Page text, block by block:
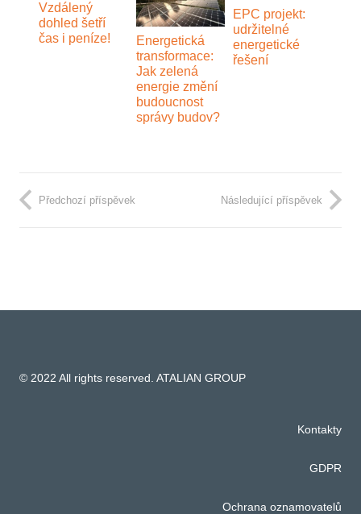
Vzdálený
dohled šetří
čas i peníze!
Energetická
transformace:
Jak zelená
energie změní
budoucnost
správy budov?
EPC projekt:
udržitelné
energetické
řešení
Předchozí příspěvek Následující příspěvek
© 2022 All rights reserved. ATALIAN GROUP
Kontakty
GDPR
Ochrana oznamovatelů